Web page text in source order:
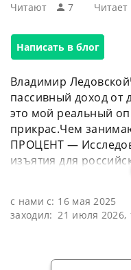
Читают 7 Читаeт
Написать в блог
Владимир
пассивный доход от
это мой реальный
прикрас.Чем
ПРОЦЕНТ —
изъятия для
с нами с: 16 мая 2025
заходил: 21 июля 2026,